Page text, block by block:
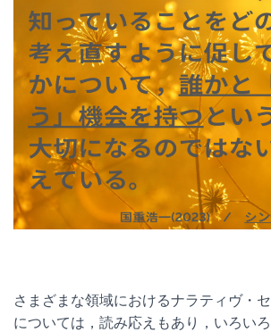
さまざまな領域におけるナラティヴ・
については，読み応えもあり，いろい